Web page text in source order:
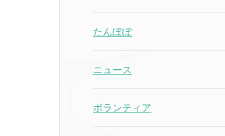
たんぽぽ
ニュース
ボランティア